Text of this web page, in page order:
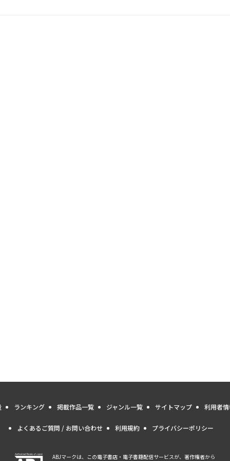
ランキング 掲載作品一覧 ジャンル一覧 サイトマップ 利用者
よくあるご質問 / お問い合わせ 利用規約 プライバシーポリシー
ABJマークは、この電子書店・電子書籍配信サービスが、著作権者から